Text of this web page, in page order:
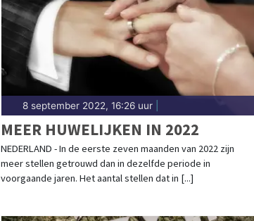
8 september 2022, 16:26 uur|
MEER HUWELIJKEN IN 2022
NEDERLAND - In de eerste zeven maanden van 2022 zijn
meer stellen getrouwd dan in dezelfde periode in
voorgaande jaren. Het aantal stellen dat in [...]